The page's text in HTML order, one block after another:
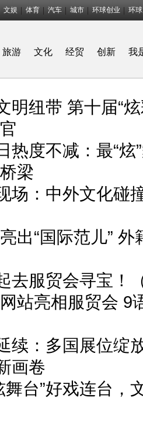
文娱 体育 汽车 城市 环球创业 环
旅游 文化 经贸 创新 我
明纽带 第十届“
热度不减：最“
梁
场：中外文化碰
出“国际范儿” 外
去服贸会寻宝！
站亮相服贸会 9
续：多国展位绽
画卷
舞台”好戏连台，